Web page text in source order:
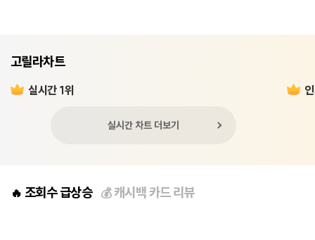
고릴라차트
실시간 1위
실시간 차트 더보기
🔥 조회수 급상승 💰캐시백 카드 리뷰